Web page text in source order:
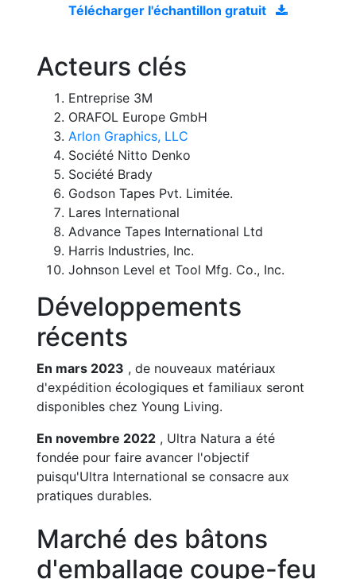
Télécharger l'échantillon gratuit
Acteurs clés
Entreprise 3M
ORAFOL Europe GmbH
Arlon Graphics, LLC
Société Nitto Denko
Société Brady
Godson Tapes Pvt. Limitée.
Lares International
Advance Tapes International Ltd
Harris Industries, Inc.
Johnson Level et Tool Mfg. Co., Inc.
Développements
récents
En mars 2023 , de nouveaux matériaux
d'expédition écologiques et familiaux seront
disponibles chez Young Living.
En novembre 2022 , Ultra Natura a été
fondée pour faire avancer l'objectif
puisqu'Ultra International se consacre aux
pratiques durables.
Marché des bâtons
d'emballage coupe-feu